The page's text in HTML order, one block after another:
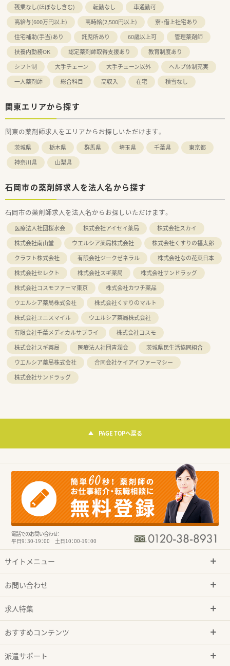
残業なし(ほぼなし含む)
転勤なし
車通勤可
高給与(600万円以上)
高時給(2,500円以上)
寮・借上社宅あり
住宅補助(手当)あり
託児所あり 60歳以上可
管理薬剤師
扶養内勤務OK
認定薬剤師取得支援あり
教育制度あり
シフト制
大手チェーン 大手チェーン以外
ヘルプ体制充実
一人薬剤師
総合科目 高収入 在宅 積雪なし
関東エリアから探す
関東の薬剤師求人をエリアからお探しいただけます。
茨城県 栃木県 群馬県 埼玉県 千葉県
東京都
神奈川県
山梨県
石岡市の薬剤師求人を法人名から探す
石岡市の薬剤師求人を法人名からお探しいただけます。
医療法人社団桜水会 株式会社アイセイ薬局
株式会社スカイ
株式会社南山堂
ウエルシア薬局株式会社
株式会社くすりの福太郎
クラフト株式会社
有限会社ジークゼネラル
株式会社なの花東日本
株式会社セレクト
株式会社スギ薬局
株式会社サンドラッグ
株式会社コスモファーマ東京
株式会社カワチ薬品
ウエルシア薬局株式会社
株式会社くすりのマルト
株式会社ユニスマイル
ウエルシア薬局株式会社
有限会社千葉メディカルサプライ
株式会社コスモ
株式会社スギ薬局
医療法人社団青潤会
茨城県民生活協同組合
ウエルシア薬局株式会社
合同会社ケイアイファーマシー
株式会社サンドラッグ
PAGE TOPへ戻る
電話でのお問い合わせ：
平日9：30-19：00 土日10：00-19：00
サイトメニュー
お問い合わせ
求人特集
おすすめコンテンツ
派遣サポート